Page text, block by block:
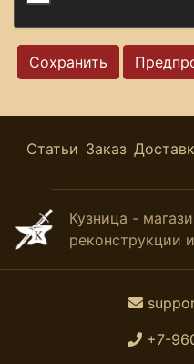
Статьи Заказ
Кузница -
реконструкции
+7-